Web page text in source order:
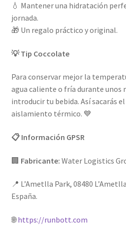
💧 Mantener una hidratación
jornada.
🎁 Un regalo práctico y original.
💡 Tip Coccolate
Para conservar mejor la
agua caliente o fría durante unos
introducir tu bebida. Así sacarás
aislamiento térmico. 💙
📋 Información GPSR
🏢 Fabricante: Water Logistics
📍 L’Ametlla Park, 08480
España.
🌐https://runbott.com